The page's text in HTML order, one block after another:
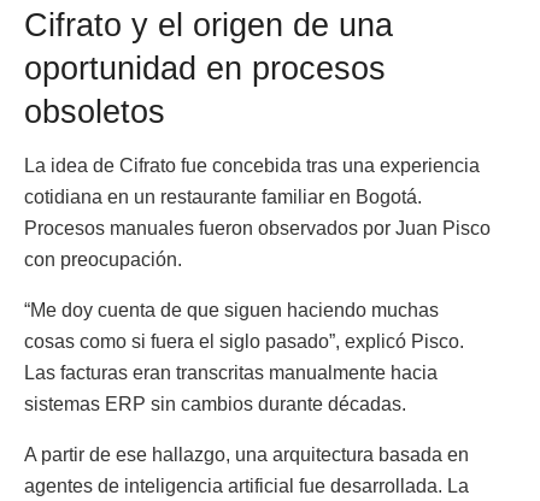
Cifrato y el origen de una
oportunidad en procesos
obsoletos
La idea de Cifrato fue concebida tras una experiencia
cotidiana en un restaurante familiar en Bogotá.
Procesos manuales fueron observados por Juan Pisco
con preocupación.
“Me doy cuenta de que siguen haciendo muchas
cosas como si fuera el siglo pasado”, explicó Pisco.
Las facturas eran transcritas manualmente hacia
sistemas ERP sin cambios durante décadas.
A partir de ese hallazgo, una arquitectura basada en
agentes de inteligencia artificial fue desarrollada. La